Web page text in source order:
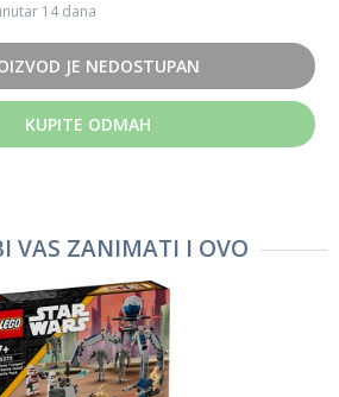
14 dana
JE NEDOSTUPAN
KUPITE ODMAH
VAS ZANIMATI I OVO